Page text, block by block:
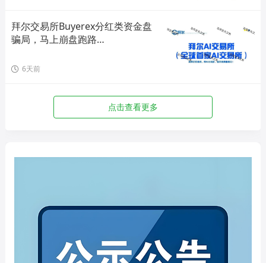
拜尔交易所Buyerex分红类资金盘
骗局，马上崩盘跑路…
6天前
点击查看更多